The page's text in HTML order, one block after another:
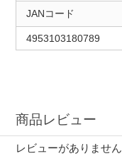
JANコード
4953103180789
商品レビュー
レビューがありません